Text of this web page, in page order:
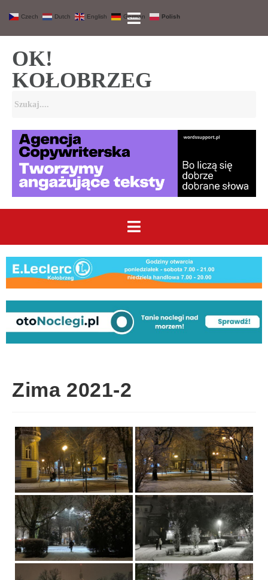
OK!
KOŁOBRZEG
Zima 2021-2
Czech Dutch English German Polish